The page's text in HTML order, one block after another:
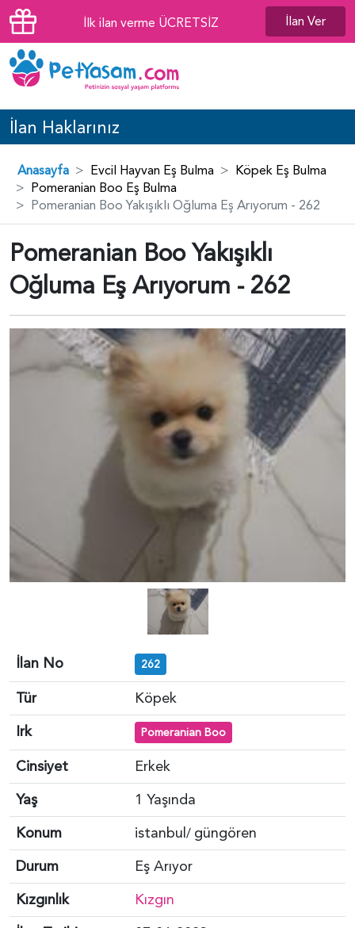
İlk ilan verme ÜCRETSİZ İlan Ver
İlan Haklarınız
Anasayfa Evcil Hayvan Eş Bulma
Köpek Eş Bulma
Pomeranian Boo Eş Bulma
Pomeranian Boo Yakışıklı Oğluma Eş Arıyorum - 262
Pomeranian Boo Yakışıklı
Oğluma Eş Arıyorum - 262
İlan No 262
Tür
Köpek
Irk
Pomeranian Boo
Cinsiyet
Erkek
Yaş
1 Yaşında
Konum
istanbul/ güngören
Durum
Eş Arıyor
Kızgınlık
Kızgın